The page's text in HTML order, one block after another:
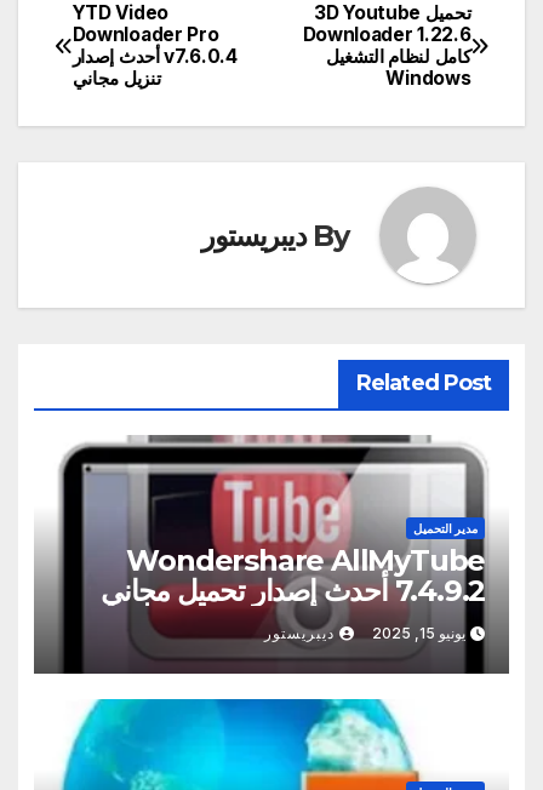
تصفّح
المقالات
YTD Video
Downloader Pro
v7.6.0.4 أحدث إصدار
تنزيل مجاني
تحميل 3D Youtube
Downloader 1.22.6
كامل لنظام التشغيل
Windows
By ديبريستور
Related Post
مدير التحميل
Wondershare AllMyTube
7.4.9.2 أحدث إصدار تحميل مجاني
[2025] يونيو 15, 2025 ديبريستور